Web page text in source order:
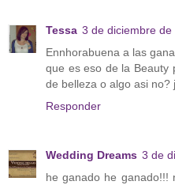
Tessa 3 de diciembre
Ennhorabuena a las
que es eso de la Beauty
de belleza o algo asi no?
Responder
Wedding Dreams 3 de
he ganado he ganado!!!